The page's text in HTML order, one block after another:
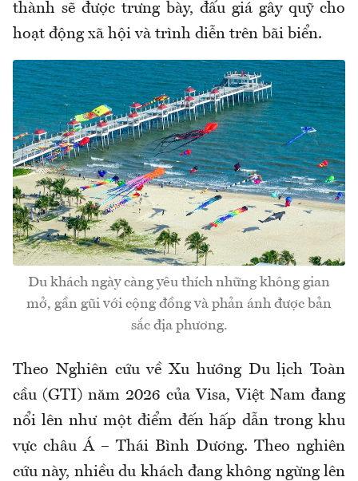
thành sẽ được trưng bày, đấu giá gây quỹ cho
hoạt động xã hội và trình diễn trên bãi biển.
Du khách ngày càng yêu thích những không gian
mở, gần gũi với cộng đồng và phản ánh được bản
sắc địa phương.
Theo Nghiên cứu về Xu hướng Du lịch Toàn
cầu (GTI) năm 2026 của Visa, Việt Nam đang
nổi lên như một điểm đến hấp dẫn trong khu
vực châu Á – Thái Bình Dương. Theo nghiên
cứu này, nhiều du khách đang không ngừng lên